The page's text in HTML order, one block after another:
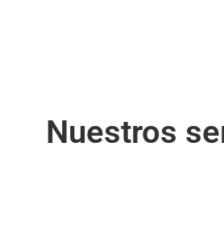
Nuestros